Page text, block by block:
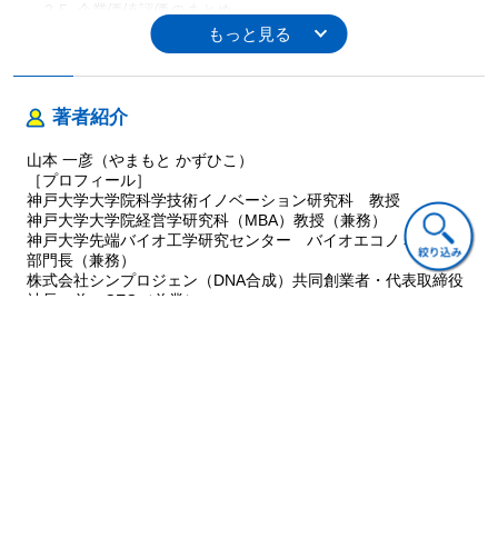
2-5. 企業価値評価のまとめ
外原会計士のコラム2
■企業価値評価とアート
3. 練習問題
3-1. 事業計画書作成の練習（買掛金回転期間：1ヶ月）
3-2. 企業価値評価の練習（買掛金回転期間：1ヶ月）
3-3. 企業価値評価のまとめ（買掛金回転期間：1ヶ月）
外原会計士のコラム3
■マルチプル法の使い方
■株価とマルチプル法
■ EV/EBITDA 倍率
■継続価値の公式
■有利子負債コスト
著者紹介
山本 一彦（やまもと かずひこ）
［プロフィール］
神戸大学大学院科学技術イノベーション研究科 教授
神戸大学大学院経営学研究科（MBA）教授（兼務）
神戸大学先端バイオ工学研究センター バイオエコノミー研究
部門長（兼務）
株式会社シンプロジェン（DNA合成）共同創業者・代表取締役
社長 兼 CEO（兼業）